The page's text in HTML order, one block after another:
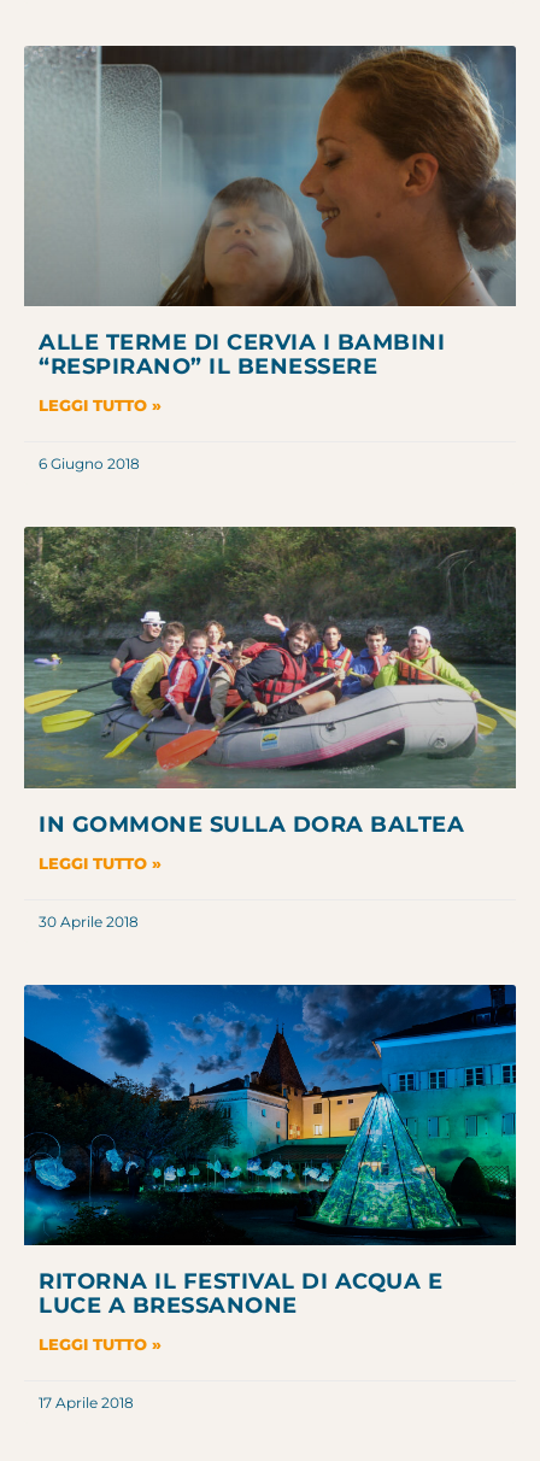
ALLE TERME DI CERVIA I BAMBINI
“RESPIRANO” IL BENESSERE
LEGGI TUTTO »
6 Giugno 2018
IN GOMMONE SULLA DORA BALTEA
LEGGI TUTTO »
30 Aprile 2018
RITORNA IL FESTIVAL DI ACQUA E
LUCE A BRESSANONE
LEGGI TUTTO »
17 Aprile 2018